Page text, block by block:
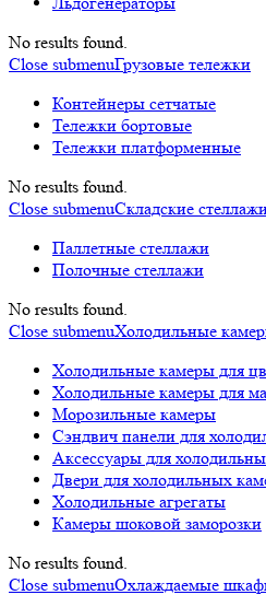
No results found.
Close submenuГрузовые тележки
Контейнеры сетчатые
Тележки бортовые
Тележки платформенные
No results found.
Close submenuСкладские
Паллетные стеллажи
Полочные стеллажи
No results found.
Close submenuХолодильные
Холодильные камеры для
Холодильные камеры для
Морозильные камеры
Сэндвич панели для
Аксессуары для
Двери для холодильных
Холодильные агрегаты
Камеры шоковой заморозки
No results found.
Close submenuОхлаждаемые